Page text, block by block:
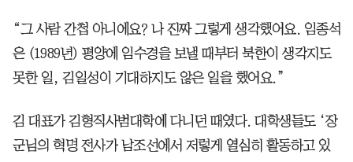
“그 사람 간첩 아니에요? 나 진짜 그렇게 생각했어요. 임종석
은 (1989년) 평양에 임수경을 보낼 때부터 북한이 생각지도
못한 일, 김일성이 기대하지도 않은 일을 했어요.”
김 대표가 김형직사범대학에 다니던 때였다. 대학생들도 ‘장
군님의 혁명 전사가 남조선에서 저렇게 열심히 활동하고 있